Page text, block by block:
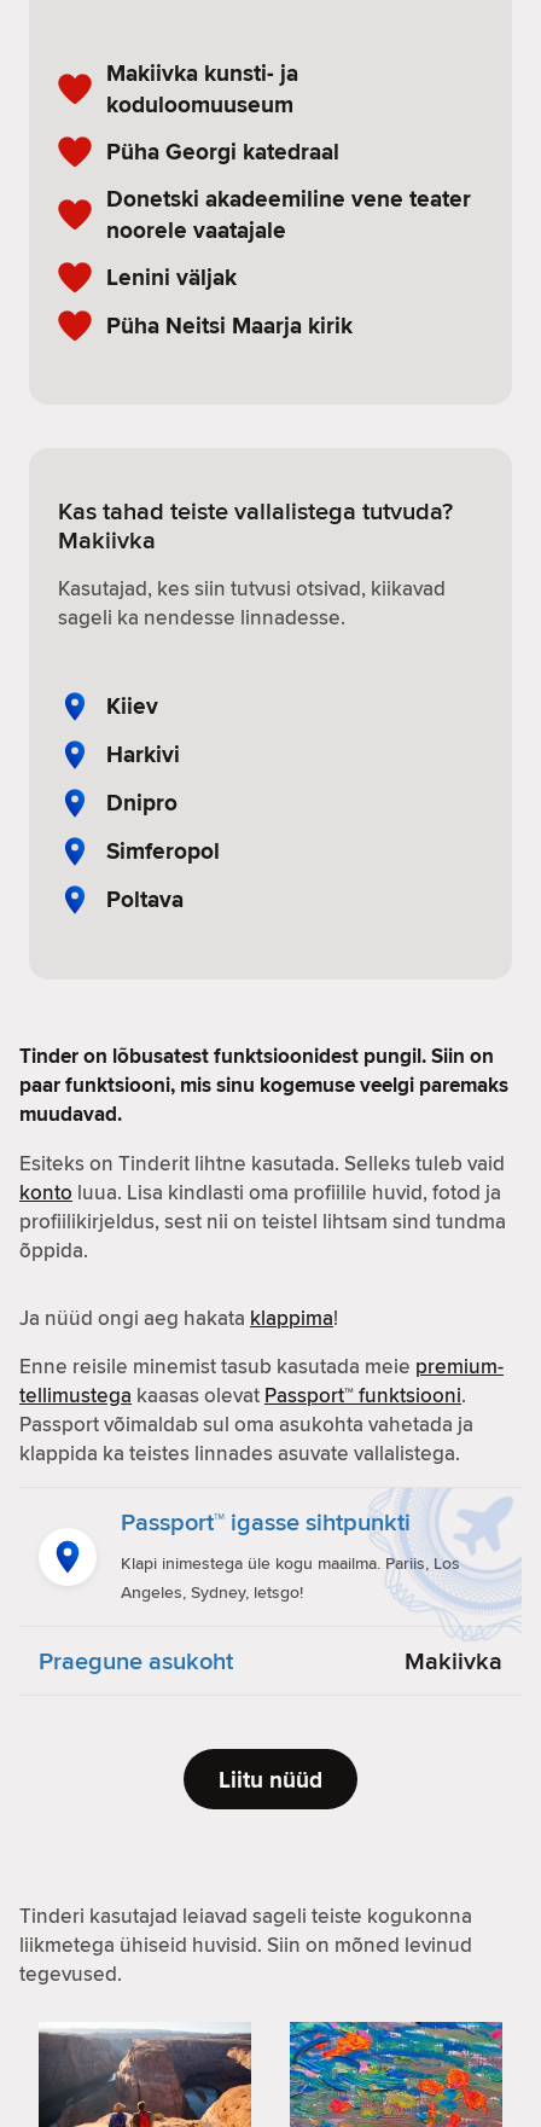
Makiivka kunsti- ja
koduloomuuseum
Püha Georgi katedraal
Donetski akadeemiline vene teater
noorele vaatajale
Lenini väljak
Püha Neitsi Maarja kirik
Kas tahad teiste vallalistega tutvuda?
Makiivka
Kasutajad, kes siin tutvusi otsivad, kiikavad
sageli ka nendesse linnadesse.
Kiiev
Harkivi
Dnipro
Simferopol
Poltava
Tinder on lõbusatest funktsioonidest pungil. Siin on
paar funktsiooni, mis sinu kogemuse veelgi paremaks
muudavad.
Esiteks on Tinderit lihtne kasutada. Selleks tuleb vaid
konto luua. Lisa kindlasti oma profiilile huvid, fotod ja
profiilikirjeldus, sest nii on teistel lihtsam sind tundma
õppida.
Ja nüüd ongi aeg hakata klappima!
Enne reisile minemist tasub kasutada meie premium-
tellimustega kaasas olevat Passport™ funktsiooni.
Passport võimaldab sul oma asukohta vahetada ja
klappida ka teistes linnades asuvate vallalistega.
Passport™ igasse sihtpunkti
Klapi inimestega üle kogu maailma. Pariis, Los
Angeles, Sydney, letsgo!
Praegune asukoht Makiivka
Liitu nüüd
Tinderi kasutajad leiavad sageli teiste kogukonna
liikmetega ühiseid huvisid. Siin on mõned levinud
tegevused.